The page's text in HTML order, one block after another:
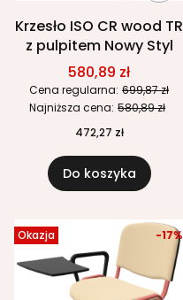
Krzesło ISO CR wood TR
z pulpitem Nowy Styl
580,89 zł
Cena regularna: 699,87 zł
Najniższa cena: 580,89 zł
472,27 zł
Do koszyka
Okazja -17%